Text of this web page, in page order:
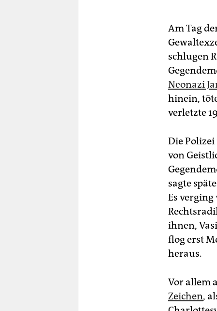
Am Tag
schlugen
Neonazi
hinein,
verletzte
Die
von
sagte
Es
ihnen,
flog erst
heraus.
Vor allem
Zeichen,